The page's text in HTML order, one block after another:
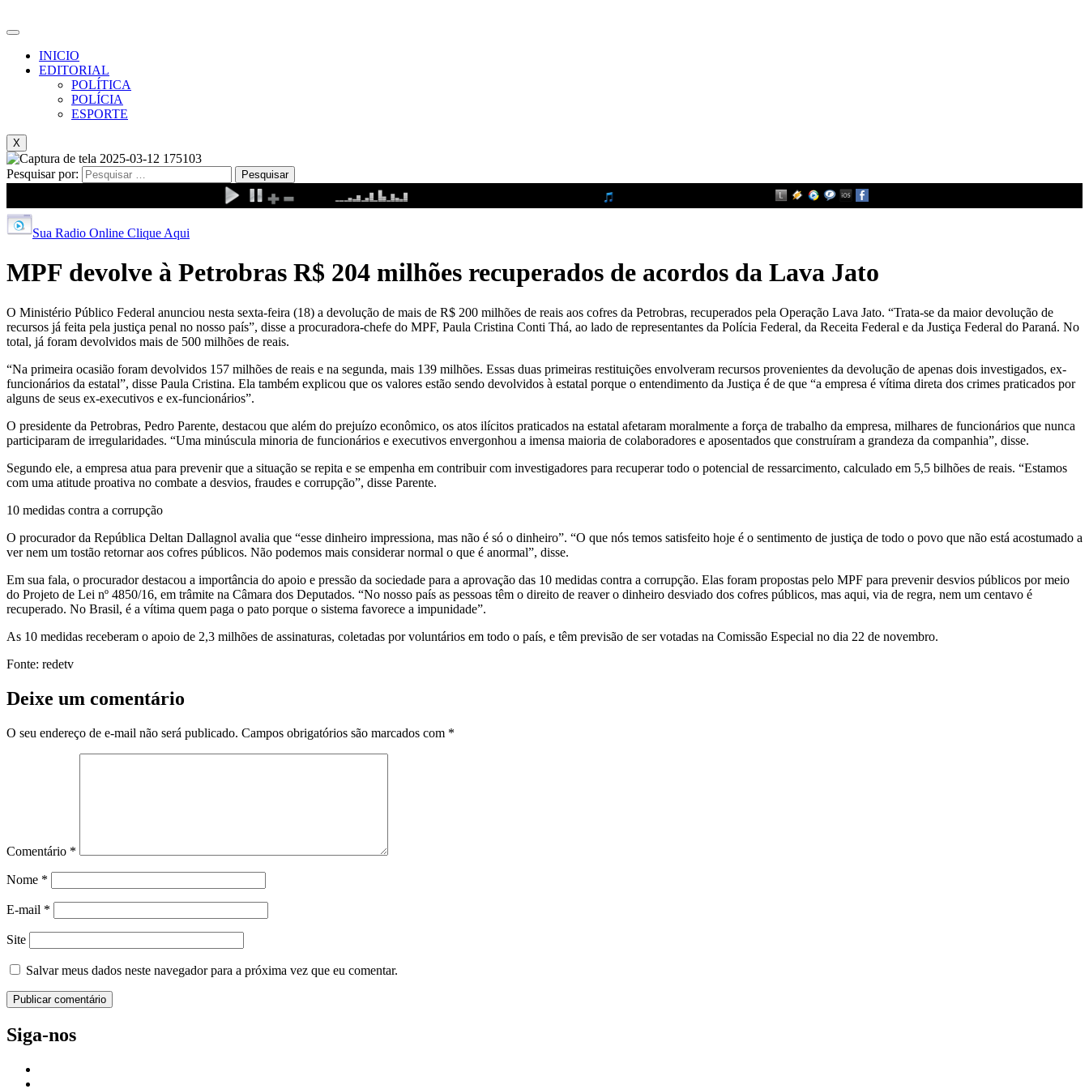
INICIO
EDITORIAL
POLÍTICA
POLÍCIA
ESPORTE
X
Pesquisar por:
Sua Radio Online Clique Aqui
MPF devolve à Petrobras R$ 204 milhões recuperados de acordos da Lava Jato
O Ministério Público Federal anunciou nesta sexta-feira (18) a devolução de mais de R$ 200 milhões de reais aos cofres da Petrobras, recuperados pela Operação Lava Jato. “Trata-se da maior devolução de
recursos já feita pela justiça penal no nosso país”, disse a procuradora-chefe do MPF, Paula Cristina Conti Thá, ao lado de representantes da Polícia Federal, da Receita Federal e da Justiça Federal do Paraná. No
total, já foram devolvidos mais de 500 milhões de reais.
“Na primeira ocasião foram devolvidos 157 milhões de reais e na segunda, mais 139 milhões. Essas duas primeiras restituições envolveram recursos provenientes da devolução de apenas dois investigados, ex-
funcionários da estatal”, disse Paula Cristina. Ela também explicou que os valores estão sendo devolvidos à estatal porque o entendimento da Justiça é de que “a empresa é vítima direta dos crimes praticados por
alguns de seus ex-executivos e ex-funcionários”.
O presidente da Petrobras, Pedro Parente, destacou que além do prejuízo econômico, os atos ilícitos praticados na estatal afetaram moralmente a força de trabalho da empresa, milhares de funcionários que nunca
participaram de irregularidades. “Uma minúscula minoria de funcionários e executivos envergonhou a imensa maioria de colaboradores e aposentados que construíram a grandeza da companhia”, disse.
Segundo ele, a empresa atua para prevenir que a situação se repita e se empenha em contribuir com investigadores para recuperar todo o potencial de ressarcimento, calculado em 5,5 bilhões de reais. “Estamos
com uma atitude proativa no combate a desvios, fraudes e corrupção”, disse Parente.
10 medidas contra a corrupção
O procurador da República Deltan Dallagnol avalia que “esse dinheiro impressiona, mas não é só o dinheiro”. “O que nós temos satisfeito hoje é o sentimento de justiça de todo o povo que não está acostumado a
ver nem um tostão retornar aos cofres públicos. Não podemos mais considerar normal o que é anormal”, disse.
Em sua fala, o procurador destacou a importância do apoio e pressão da sociedade para a aprovação das 10 medidas contra a corrupção. Elas foram propostas pelo MPF para prevenir desvios públicos por meio
do Projeto de Lei nº 4850/16, em trâmite na Câmara dos Deputados. “No nosso país as pessoas têm o direito de reaver o dinheiro desviado dos cofres públicos, mas aqui, via de regra, nem um centavo é
recuperado. No Brasil, é a vítima quem paga o pato porque o sistema favorece a impunidade”.
As 10 medidas receberam o apoio de 2,3 milhões de assinaturas, coletadas por voluntários em todo o país, e têm previsão de ser votadas na Comissão Especial no dia 22 de novembro.
Fonte: redetv
Deixe um comentário
O seu endereço de e-mail não será publicado. Campos obrigatórios são marcados com *
Comentário *
Nome *
E-mail *
Site
Salvar meus dados neste navegador para a próxima vez que eu comentar.
Siga-nos